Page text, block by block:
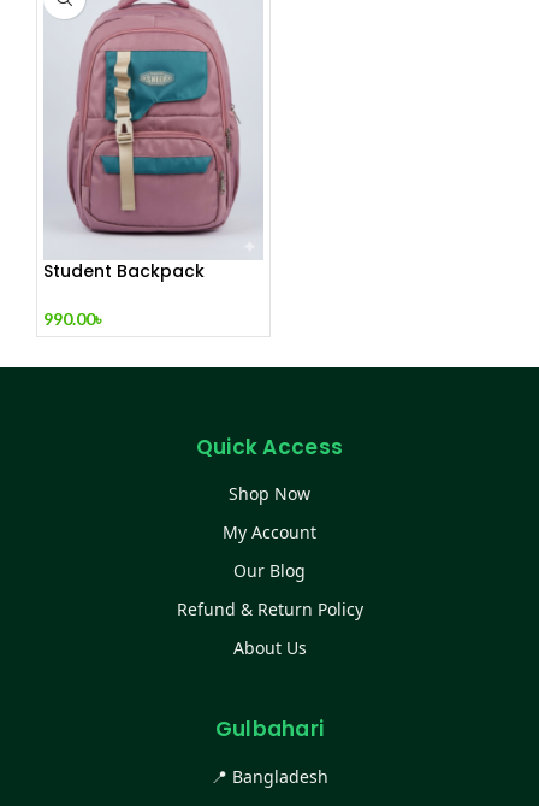
Student Backpack
990.00৳
Quick Access
Shop Now
My Account
Our Blog
Refund & Return Policy
About Us
Gulbahari
📍 Bangladesh